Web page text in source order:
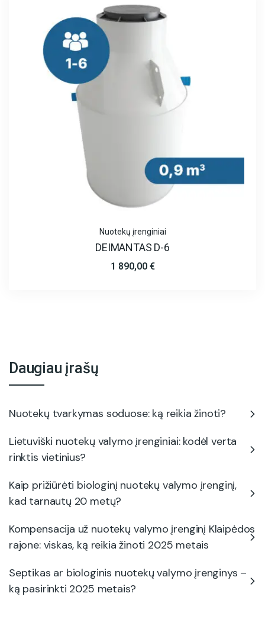
Nuotekų įrenginiai
DEIMANTAS D-6
1 890,00 €
Daugiau įrašų
Nuotekų tvarkymas soduose: ką reikia žinoti?
Lietuviški nuotekų valymo įrenginiai: kodėl verta
rinktis vietinius?
Kaip prižiūrėti biologinį nuotekų valymo įrenginį,
kad tarnautų 20 metų?
Kompensacija už nuotekų valymo įrenginį Klaipėdos
rajone: viskas, ką reikia žinoti 2025 metais
Septikas ar biologinis nuotekų valymo įrenginys –
ką pasirinkti 2025 metais?